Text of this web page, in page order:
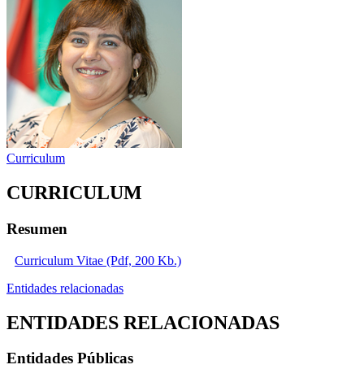
Curriculum
CURRICULUM
Resumen
Curriculum Vitae (Pdf, 200 Kb.)
Entidades relacionadas
ENTIDADES RELACIONADAS
Entidades Públicas